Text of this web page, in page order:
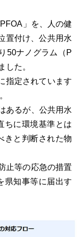
」を、人の健
置付け、公共用水
50ナノグラム（P
した。
指定されています
あるが、公共用水
ちに環境基準とは
きと判断された物
止等の応急の措置
県知事等に届出す